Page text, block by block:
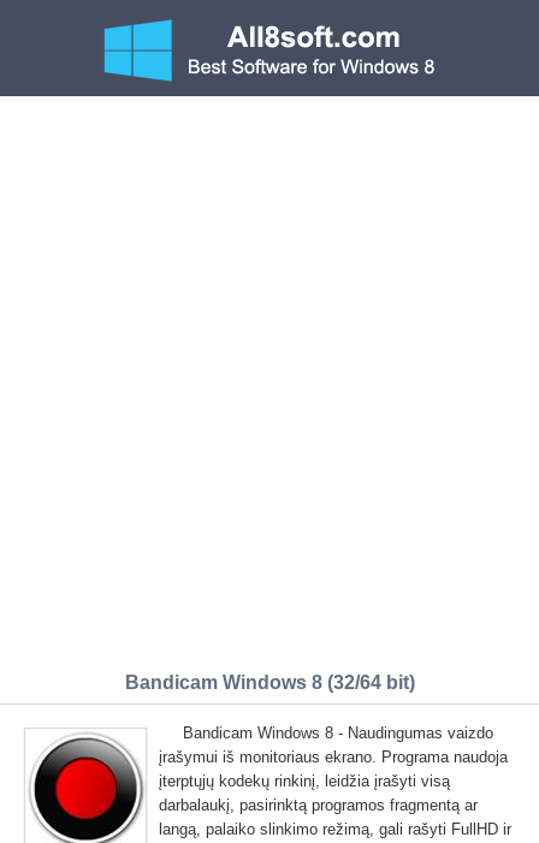
Bandicam Windows 8 (32/64 bit)
Bandicam Windows 8 - Naudingumas vaizdo
įrašymui iš monitoriaus ekrano. Programa naudoja
įterptųjų kodekų rinkinį, leidžia įrašyti visą
darbalaukį, pasirinktą programos fragmentą ar
langą, palaiko slinkimo režimą, gali rašyti FullHD ir